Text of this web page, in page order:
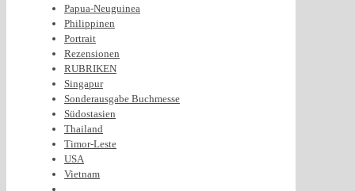
Papua-Neuguinea
Philippinen
Portrait
Rezensionen
RUBRIKEN
Singapur
Sonderausgabe Buchmesse
Südostasien
Thailand
Timor-Leste
USA
Vietnam